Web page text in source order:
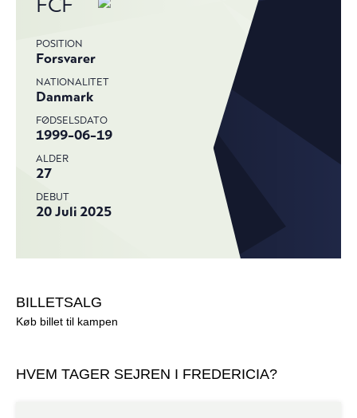
BILLETSALG
Køb billet til kampen
HVEM TAGER SEJREN I FREDERICIA?